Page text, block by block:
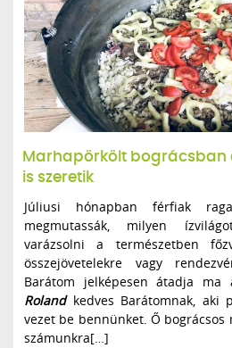
Marhapörkölt
is szeretik
Júliusi hónapban férfiak
megmutassák, milyen
varázsolni a természetben
összejövetelekre vagy
Barátom jelképesen átadja ma
Rolandkedves Barátomnak, aki
vezet be bennünket. Ő
számunkra[…]